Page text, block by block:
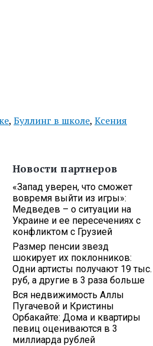
, Буллинг в школе, Ксения
Новости партнеров
«Запад уверен, что сможет
вовремя выйти из игры»:
Медведев – о ситуации на
Украине и ее пересечениях с
конфликтом с Грузией
Размер пенсии звезд
шокирует их поклонников:
Одни артисты получают 19 тыс.
руб, а другие в 3 раза больше
Вся недвижимость Аллы
Пугачевой и Кристины
Орбакайте: Дома и квартиры
певиц оцениваются в 3
миллиарда рублей